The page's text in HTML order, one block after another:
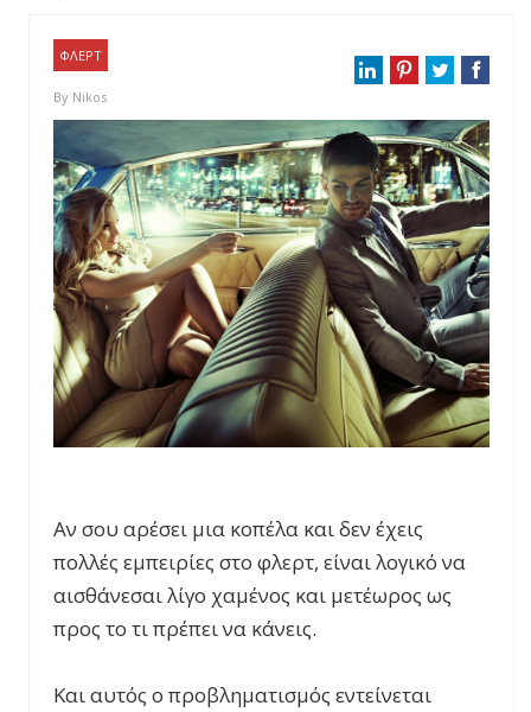
ΦΛΕΡΤ
By Nikos
Αν σου αρέσει μια κοπέλα και δεν έχεις
πολλές εμπειρίες στο φλερτ, είναι λογικό να
αισθάνεσαι λίγο χαμένος και μετέωρος ως
προς το τι πρέπει να κάνεις.
Και αυτός ο προβληματισμός εντείνεται